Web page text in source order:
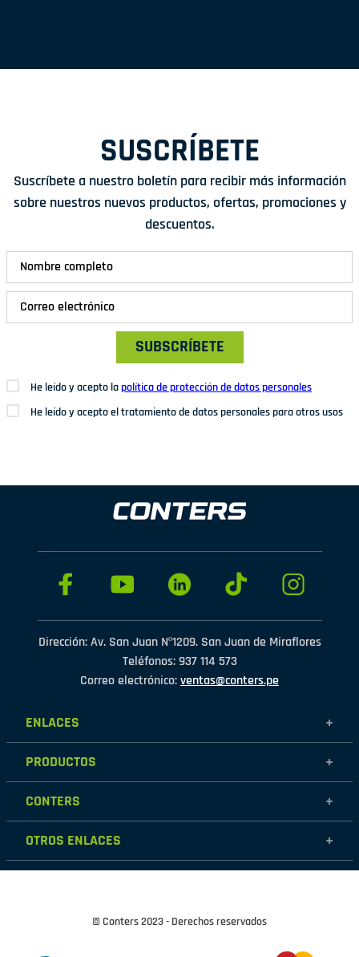
SUSCRÍBETE
Suscríbete a nuestro boletín para recibir más información
sobre nuestros nuevos productos, ofertas, promociones y
descuentos.
SUBSCRÍBETE
He leído y acepto lapolítica de protección de datos personales
He leído y acepto el tratamiento de datos personales para otros usos
Dirección: Av. San Juan Nº1209. San Juan de Miraflores
Teléfonos: 937 114 573
Correo electrónico:ventas@conters.pe
ENLACES +
Mujer
Hombre
PRODUCTOS +
Calzados
Zapatillas
CONTERS +
Nosotros
Contáctanos
Tiendas
OTROS ENLACES +
Políticas de garantía
Cambios y devoluciones
Políticas de Cookies
© Conters 2023 - Derechos reservados